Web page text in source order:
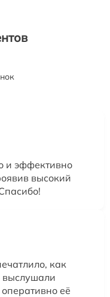
и эффективно
высокий
как
выслушали
её